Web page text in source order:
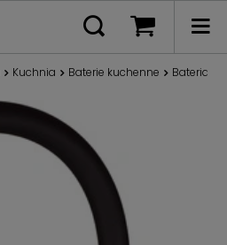
Kuchnia Baterie kuchenne Bateria